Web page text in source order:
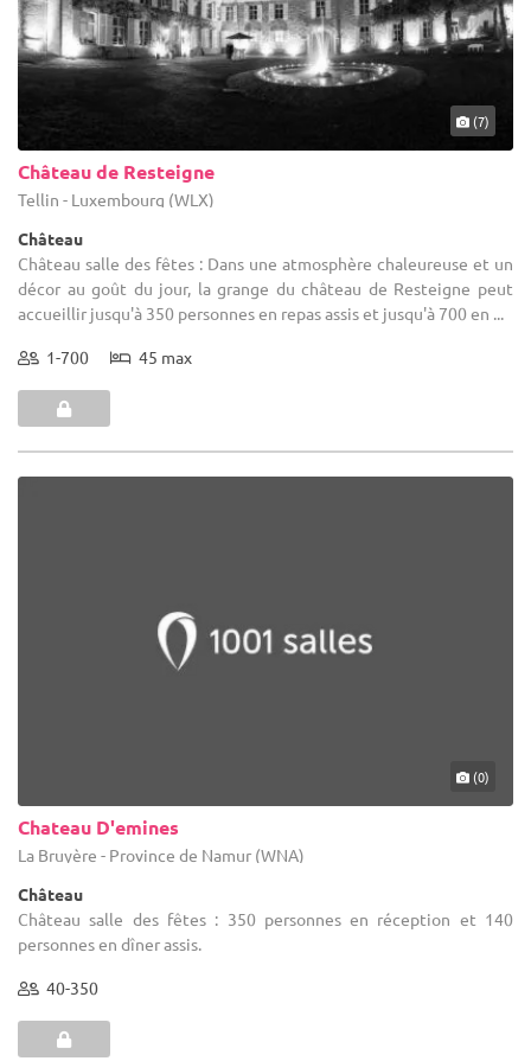
(7)
Château de Resteigne
Tellin - Luxembourg (WLX)
Château
Château salle des fêtes : Dans une atmosphère chaleureuse et un
décor au goût du jour, la grange du château de Resteigne peut
accueillir jusqu'à 350 personnes en repas assis et jusqu'à 700 en ...
1-700 45 max
(0)
Chateau D'emines
La Bruyère - Province de Namur (WNA)
Château
Château salle des fêtes : 350 personnes en réception et 140
personnes en dîner assis.
40-350